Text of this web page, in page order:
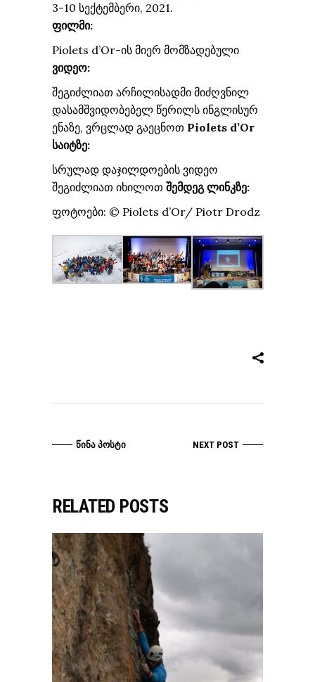
3-10 სექტემბერი, 2021.
ფილმი:
Piolets d’Or-ის მიერ მომზადებული
ვიდეო:
შეგიძლიათ არჩილისადმი მიძღვნილ
დასამშვიდობებელ წერილს ინგლისურ
ენაზე, ვრცლად გაეცნოთ Piolets d’Or
საიტზე:
სრულად დაჯილდოების ვიდეო
შეგიძლიათ იხილოთ შემდეგ ლინკზე:
ფოტოები: ©️ Piolets d’Or/ Piotr Drodz
ᲬᲘᲜᲐ ᲞᲝᲡᲢᲘ NEXT POST
RELATED POSTS